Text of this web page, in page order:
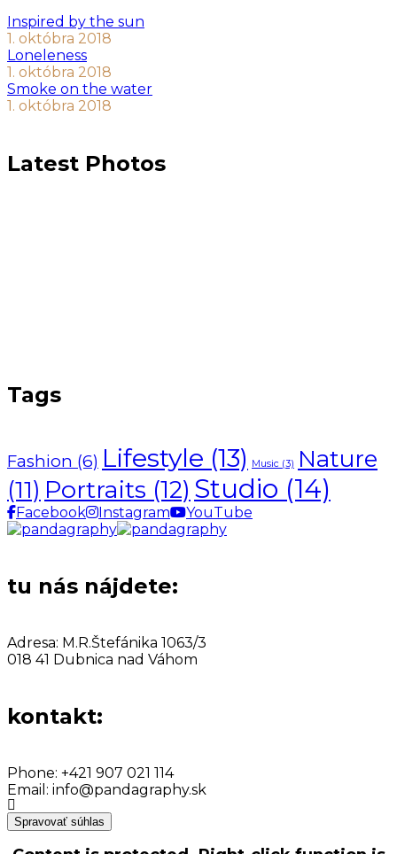
Inspired by the sun
1. októbra 2018
Loneleness
1. októbra 2018
Smoke on the water
1. októbra 2018
Latest Photos
Tags
Fashion (6) Lifestyle (13) Music (3)
Nature
(11) Portraits (12) Studio (14)
Facebook Instagram YouTube
tu nás nájdete:
Adresa: M.R.Štefánika 1063/3
018 41 Dubnica nad Váhom
kontakt:
Phone: +421 907 021 114
Email: info@pandagraphy.sk
Spravovať súhlas